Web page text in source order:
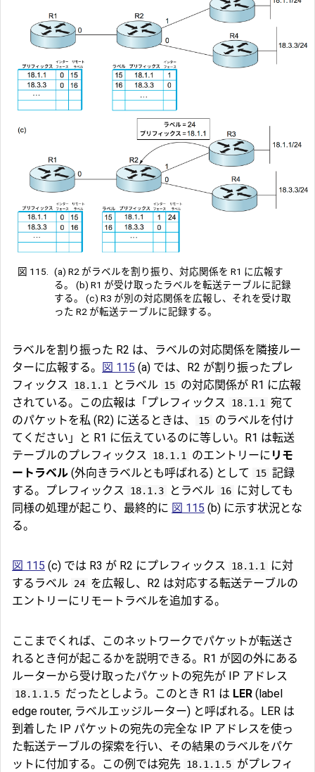
図 115. (a) R2 がラベルを割り振り、対応関係を R1 に広報す
る。 (b) R1 が受け取ったラベルを転送テーブルに記録
する。 (c) R3 が別の対応関係を広報し、それを受け取
った R2 が転送テーブルに記録する。
ラベルを割り振った R2 は、ラベルの対応関係を隣接ルー
ターに広報する。
図 115 (a) では、R2 が割り振ったプレ
フィックス
18.1.1 とラベル 15 の対応関係が R1 に広報
されている。この広報は「プレフィックス
18.1.1 宛て
のパケットを私 (R2) に送るときは、
15 のラベルを付け
てください」と R1 に伝えているのに等しい。R1 は転送
テーブルのプレフィックス
18.1.1 のエントリーに リモ
ートラベル (外向きラベルとも呼ばれる) として 15 記録
する。プレフィックス
18.1.3 とラベル 16
に対しても
同様の処理が起こり、最終的に 図 115 (b) に示す状況とな
る。
図 115 (c) では R3 が R2 にプレフィックス 18.1.1
に対
するラベル
24 を広報し、R2 は対応する転送テーブルの
エントリーにリモートラベルを追加する。
ここまでくれば、このネットワークでパケットが転送さ
れるとき何が起こるかを説明できる。R1 が図の外にある
ルーターから受け取ったパケットの宛先が IP アドレス
18.1.1.5 だったとしよう。このとき R1 は LER (label
edge router, ラベルエッジルーター) と呼ばれる。LER は
到着した IP パケットの宛先の完全な IP アドレスを使っ
た転送テーブルの探索を行い、その結果のラベルをパケ
ットに付加する。この例では宛先 18.1.1.5 がプレフィ